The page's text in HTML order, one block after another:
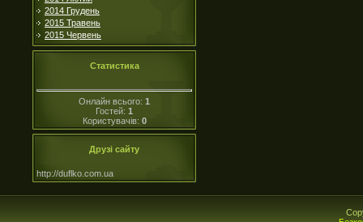
2014 Грудень
2015 Травень
2015 Червень
Статистика
Онлайн всього: 1
Гостей: 1
Користувачів: 0
Друзі сайту
http://duflko.com.ua